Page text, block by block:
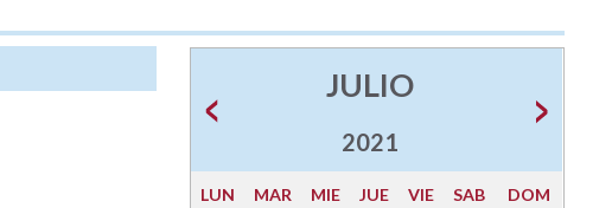
JULIO
2021
LUN MAR MIE JUE VIE SAB DOM